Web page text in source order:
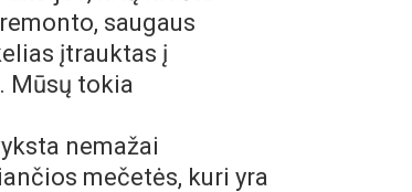
saugaus
įtrauktas į
Mūsų tokia
nemažai
mečetės, kuri yra